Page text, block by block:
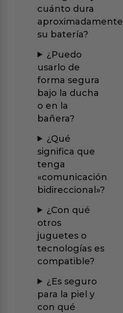
cuánto dura
aproximadamente
su batería?
¿Puedo
usarlo de
forma segura
bajo la ducha
o en la
bañera?
¿Qué
significa que
tenga
«comunicación
bidireccional»?
¿Con qué
otros
juguetes o
tecnologías es
compatible?
¿Es seguro
para la piel y
con qué